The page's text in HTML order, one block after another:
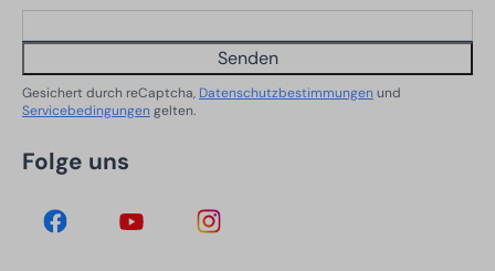
Senden
Gesichert durch reCaptcha, Datenschutzbestimmungen und
Servicebedingungen gelten.
Folge uns